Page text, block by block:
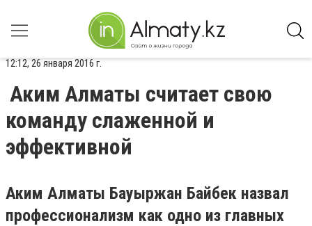
12:12, 26 января 2016 г.
Аким Алматы считает свою
команду слаженной и
эффективной
Аким Алматы Бауыржан Байбек назвал
профессионализм как одно из главных